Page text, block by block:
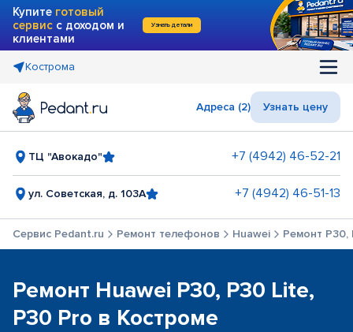
Купите готовый
сервис с доходом и
клиентами
Узнать детали
Кострома
Адреса (2) Узнать цену
ТЦ "Авокадо" +7 (4942) 46-52-21
ул. Советская, д. 103А +7 (4942) 46-51-13
Сервис Pedant.ru Ремонт телефонов Huawei Ремонт P30,
Ремонт Huawei P30, P30 Lite,
P30 Pro в Костроме